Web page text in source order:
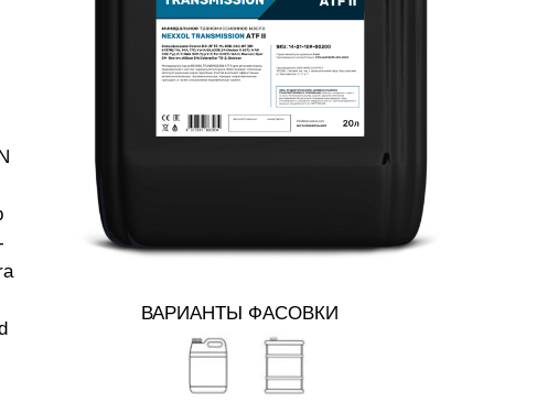
ВАРИАНТЫ ФАСОВКИ